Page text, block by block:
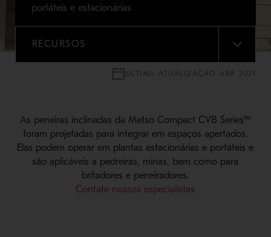
portáteis e estacionárias
RECURSOS
MENU
ÚLTIMA ATUALIZAÇÃO ABR 2021
As peneiras inclinadas da Metso Compact CVB Series™
foram projetadas para integrar em espaços apertados.
Elas podem operar em plantas estacionárias e portáteis e
são aplicáveis a pedreiras, minas, bem como para
britadores e peneiradores.
Contate nossos especialistas